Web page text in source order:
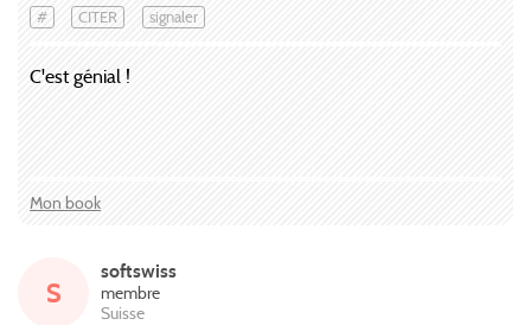
# CITER signaler
C'est génial !
Mon book
S
softswiss
membre
Suisse